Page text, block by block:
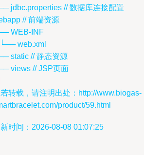
jdbc.properties // 数据库连接配置
// 前端资源
WEB-INF
web.xml
static // 静态资源
views // JSP页面
转载，请注明出处：http://www.biogas-
product/59.html
时间：2026-08-08 01:07:25